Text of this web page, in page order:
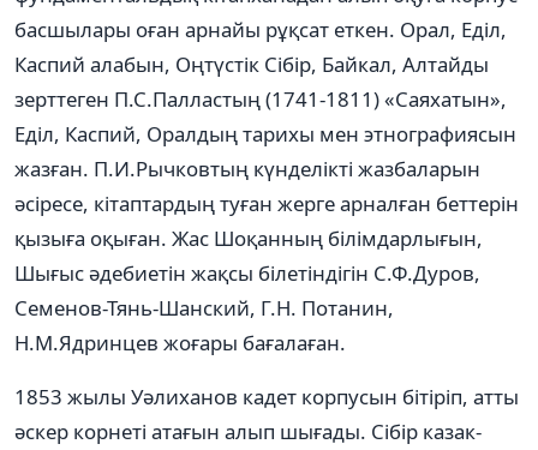
басшылары оған арнайы рұқсат еткен. Орал, Еділ,
Каспий алабын, Оңтүстік Сібір, Байкал, Алтайды
зерттеген П.С.Палластың (1741-1811) «Саяхатын»,
Еділ, Каспий, Оралдың тарихы мен этнографиясын
жазған. П.И.Рычковтың күнделікті жазбаларын
әсіресе, кітаптардың туған жерге арналған беттерін
қызыға оқыған. Жас Шоқанның білімдарлығын,
Шығыс әдебиетін жақсы білетіндігін С.Ф.Дуров,
Семенов-Тянь-Шанский, Г.Н. Потанин,
Н.М.Ядринцев жоғары бағалаған.
1853 жылы Уәлиханов кадет корпусын бітіріп, атты
әскер корнеті атағын алып шығады. Сібір казак-